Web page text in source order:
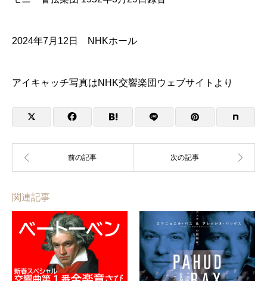
2024年7月12日 NHKホール
アイキャッチ写真はNHK交響楽団ウェブサイトより
関連記事